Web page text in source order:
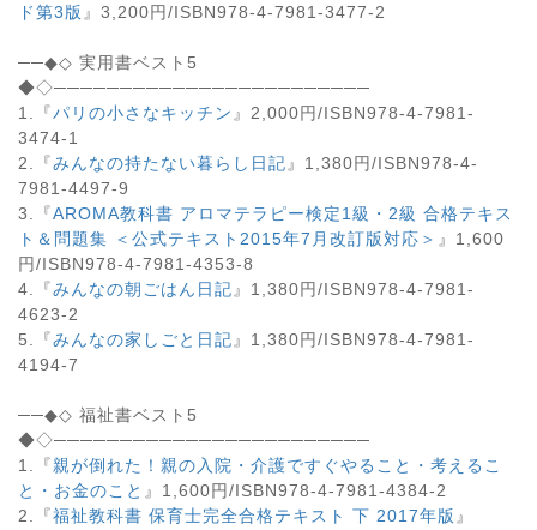
ド第3版 』3,200円/ISBN978-4-7981-3477-2
──◆◇ 実用書ベスト5
◆◇────────────────────────
1.『パリの小さなキッチン 』2,000円/ISBN978-4-7981-
3474-1
2.『みんなの持たない暮らし日記 』1,380円/ISBN978-4-
7981-4497-9
3.『AROMA教科書 アロマテラピー検定1級・2級 合格テキス
ト＆問題集 ＜公式テキスト2015年7月改訂版対応＞ 』1,600
円/ISBN978-4-7981-4353-8
4.『みんなの朝ごはん日記 』1,380円/ISBN978-4-7981-
4623-2
5.『みんなの家しごと日記 』1,380円/ISBN978-4-7981-
4194-7
──◆◇ 福祉書ベスト5
◆◇────────────────────────
1.『親が倒れた！親の入院・介護ですぐやること・考えるこ
と・お金のこと 』1,600円/ISBN978-4-7981-4384-2
2.『福祉教科書 保育士完全合格テキスト 下 2017年版 』